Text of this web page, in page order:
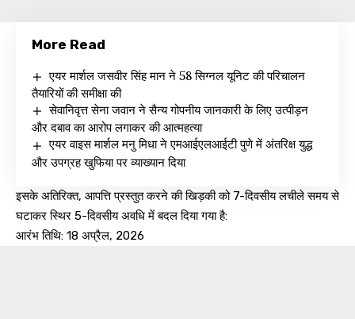
More Read
एयर मार्शल जसवीर सिंह मान ने 58 सिग्नल यूनिट की परिचालन
तैयारियों की समीक्षा की
सेवानिवृत्त सेना जवान ने सैन्य गोपनीय जानकारी के लिए उत्पीड़न
और दबाव का आरोप लगाकर की आत्महत्या
एयर वाइस मार्शल मनु मिधा ने एमआईएलआईटी पुणे में अंतरिक्ष युद्ध
और उपग्रह खुफिया पर व्याख्यान दिया
इसके अतिरिक्त, आपत्ति प्रस्तुत करने की खिड़की को 7-दिवसीय लचीले समय से
घटाकर स्थिर 5-दिवसीय अवधि में बदल दिया गया है:
आरंभ तिथि: 18 अप्रैल, 2026